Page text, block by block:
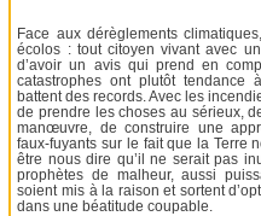
Face aux dérèglements
écolos : tout citoyen vivant avec
d’avoir un avis qui prend en
catastrophes ont plutôt tendance
battent des records. Avec les
de prendre les choses au sérieux,
manœuvre, de construire une
faux-fuyants sur le fait que la Terre
être nous dire qu’il ne serait pas
prophètes de malheur, aussi
soient mis à la raison et sortent
dans une béatitude coupable.